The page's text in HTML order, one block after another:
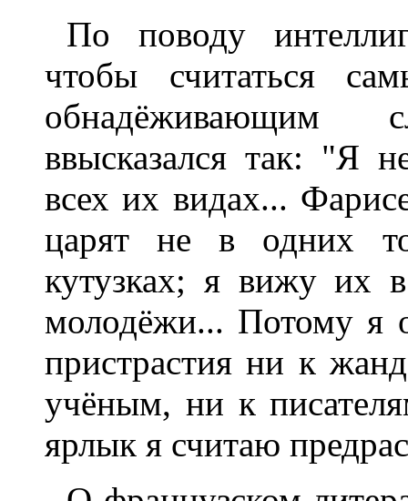
По поводу
чтобы считаться
обнадёживающим
ввысказался так: "Я
всех их видах...
царят не в одних
кутузках; я вижу их
молодёжи... Потому я
пристрастия ни к
учёным, ни к
ярлык я считаю